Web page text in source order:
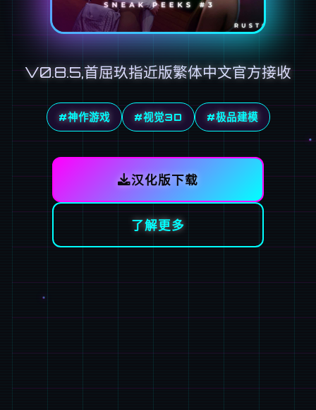
V0.8.5,首屈玖指近版繁体中文官方接收
#神作游戏 #视觉3D #极品建模
汉化版下载
了解更多